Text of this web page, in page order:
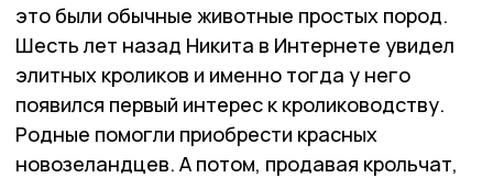
это были обычные животные простых пород.
Шесть лет назад Никита в Интернете увидел
элитных кроликов и именно тогда у него
появился первый интерес к кролиководству.
Родные помогли приобрести красных
новозеландцев. А потом, продавая крольчат,